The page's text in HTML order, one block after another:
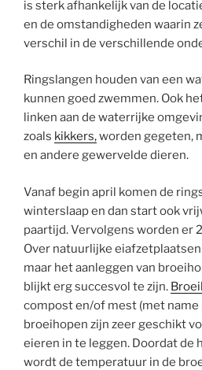
is sterk afhankelijk van de
en de omstandigheden waarin
verschil in de verschillende
Ringslangen houden van een
kunnen goed zwemmen. Ook
linken aan de waterrijke
zoals kikkers,worden gegeten,
en andere gewervelde dieren.
Vanaf begin april komen de
winterslaap en dan start ook
paartijd. Vervolgens worden er
Over natuurlijke
maar het aanleggen van
blijkt erg succesvol te zijn.
compost en/of mest (met name
broeihopen zijn zeer geschikt
eieren in te leggen. Doordat de
wordt de temperatuur in de